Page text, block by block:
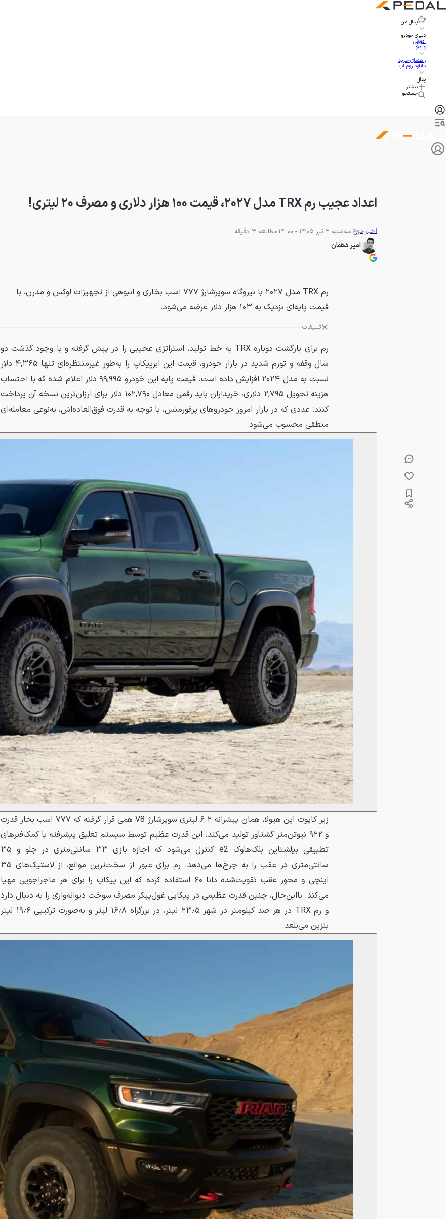
پدال من
دنیای خودرو
آموزش
ویدئو
راهنمای خرید
دانلود زوم اپ
پدال
بیشتر
جستجو
اعداد عجیب رم TRX مدل ۲۰۲۷، قیمت ۱۰۰ هزار دلاری و مصرف ۲۰ لیتری!
اخباردوجسه‌شنبه 2 تیر 1405 - 14:00
مطالعه 3 دقیقه
امیر دهقان
رم TRX مدل ۲۰۲۷ با نیروگاه سوپرشارژ ۷۷۷ اسب بخاری و انبوهی از تجهیزات لوکس و مدرن، با
قیمت پایه‌ای نزدیک به ۱۰۳ هزار دلار عرضه می‌شود.
تبلیغات
رم برای بازگشت دوباره TRX به خط تولید، استراتژی عجیبی را در پیش گرفته و با وجود گذشت دو
سال وقفه و تورم شدید در بازار خودرو، قیمت این ابرپیکاپ را به‌طور غیرمنتظره‌ای تنها ۴,۳۶۵ دلار
نسبت به مدل ۲۰۲۴ افزایش داده است. قیمت پایه این خودرو ۹۹,۹۹۵ دلار اعلام شده که با احتساب
هزینه تحویل ۲,۷۹۵ دلاری، خریداران باید رقمی معادل ۱۰۲,۷۹۰ دلار برای ارزان‌ترین نسخه آن پرداخت
کنند؛ عددی که در بازار امروز خودروهای پرفورمنس، با توجه به قدرت فوق‌العاده‌اش، به‌نوعی معامله‌ای
منطقی محسوب می‌شود.
زیر کاپوت این هیولا، همان پیشرانه ۶.۲ لیتری سوپرشارژ V8 همی قرار گرفته که ۷۷۷ اسب بخار قدرت
و ۹۲۲ نیوتن‌متر گشتاور تولید می‌کند. این قدرت عظیم توسط سیستم تعلیق پیشرفته با کمک‌فنرهای
تطبیقی بیلشتاین بلک‌هاوک e2 کنترل می‌شود که اجازه بازی ۳۳ سانتی‌متری در جلو و ۳۵
سانتی‌متری در عقب را به چرخ‌ها می‌دهد. رم برای عبور از سخت‌ترین موانع، از لاستیک‌های ۳۵
اینچی و محور عقب تقویت‌شده دانا ۶۰ استفاده کرده که این پیکاپ را برای هر ماجراجویی مهیا
می‌کند. بااین‌حال، چنین قدرت عظیمی در پیکاپی غول‌پیکر مصرف سوخت دیوانه‌واری را به دنبال دارد
و رم TRX در هر صد کیلومتر در شهر ۲۳٫۵ لیتر، در بزرگراه ۱۶٫۸ لیتر و به‌صورت ترکیبی ۱۹٫۶ لیتر
بنزین می‌بلعد.